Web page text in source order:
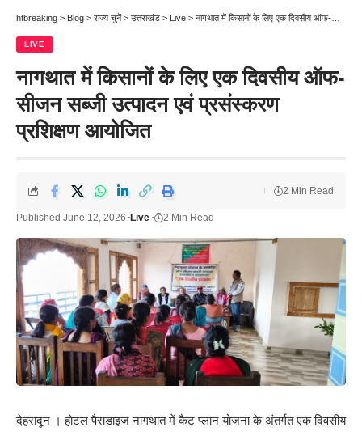
htbreaking > Blog > राज्य चुनें > उत्तराखंड > Live > नागथात में किसानों के लिए एक दिवसीय ऑफ-सीजन सब्जी उत्पादन एवं प्रसंस्करण प्रशिक्षण आयोजित
LIVE
नागथात में किसानों के लिए एक दिवसीय ऑफ-
सीजन सब्जी उत्पादन एवं प्रसंस्करण
प्रशिक्षण आयोजित
Published June 12, 2026 Live 2 Min Read
2 Min Read
देहरादून । होटल पैराडाइज नागथात में कैट प्लान योजना के अंतर्गत एक दिवसीय